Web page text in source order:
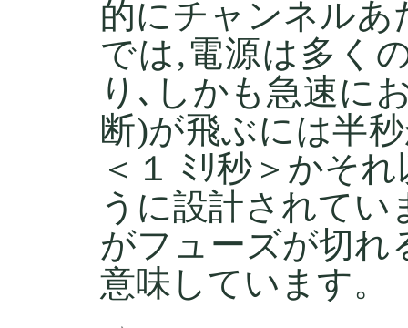
的にチャンネル
では,電源は多く
り､しかも急速に
断)が飛ぶには半
＜１ ﾐﾘ秒＞かそ
うに設計されて
がフューズが切れ
意味しています。